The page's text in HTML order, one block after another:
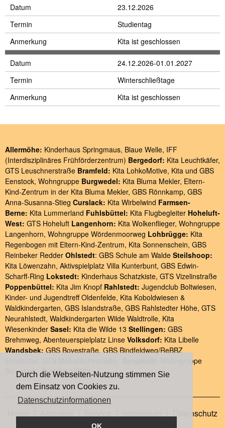
Durch die Webseiten-Nutzung stimmen Sie
dem Einsatz von Cookies zu.
Datenschutzinformationen
OK
Datum
23.12.2026
Termin
Studientag
Anmerkung
Kita ist geschlossen
Datum
24.12.2026-01.01.2027
Termin
Winterschließtage
Anmerkung
Kita ist geschlossen
Allermöhe: Kinderhaus Springmaus, Blaue Welle, IFF
(Interdisziplinäres Frühförderzentrum) Bergedorf: Kita Leuchtkäfer,
GTS Leuschnerstraße Bramfeld: Kita LohkoMotive, Kita und GBS
Eenstock, Wohngruppe Burgwedel: Kita Bluma Mekler, Eltern-
Kind-Zentrum in der Kita Bluma Mekler, GBS Rönnkamp, GBS
Anna-Susanna-Stieg Curslack: Kita Wirbelwind Farmsen-
Berne: Kita Lummerland Fuhlsbüttel: Kita Flugbegleiter Hoheluft-
West: GTS Hoheluft Langenhorn: Kita Wolkenflieger, Wohngruppe
Langenhorn, Wohngruppe Wördenmoorweg Lohbrügge: Kita
Regenbogen mit Eltern-Kind-Zentrum, Kita Sonnenschein, GBS
Reinbeker Redder Ohlstedt: GBS Schule am Walde Steilshoop:
Kita Löwenzahn, Aktivspielplatz Villa Kunterbunt, GBS Edwin-
Scharff-Ring Lokstedt: Kinderhaus Schatzkiste, GTS Vizelinstraße
Poppenbüttel: Kita Jim Knopf Rahlstedt: Jugendclub Boltwiesen,
Kinder- und Jugendtreff Oldenfelde, Kita Koboldwiesen &
Waldkindergarten, GBS Islandstraße, GBS Rahlstedter Höhe, GTS
Neurahlstedt, Waldkindergarten Wilde Waldtrolle, Kita
Wiesenkinder Sasel: Kita die Wilde 13 Stellingen: GBS
Brehmweg, Abenteuerspielplatz Linse Volksdorf: Kita Libelle
Wandsbek: GBS Bovestraße,GBS Bindfeldweg/ReBBZ
Wohngruppe
Bergstedt, Projekt: HIPPY
Datenschutz